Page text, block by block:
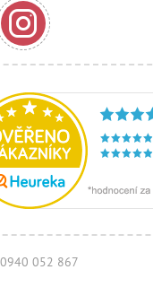
0940 052 867